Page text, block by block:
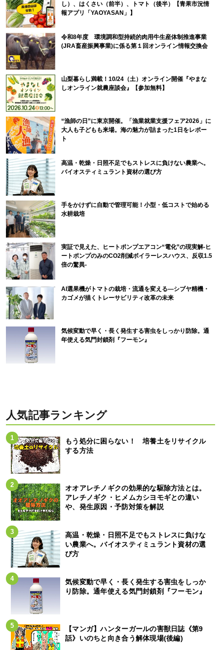
し）、はくさい（前半）、トマト（後半）【青果市況情
報アプリ「YAOYASAN」】
令和8年度 環境調和型持続的肉用牛生産体制推進事業
(JRA畜産振興事業)に係る第１回オンライン情報交換会
山梨暮らし満載！10/24（土）オンライン開催『やまな
しオンライン就農座談会』【参加無料】
“漁師の日”に東京開催。「漁業就業支援フェア2026」に
大人も子どもも来場。海の魅力が詰まった1日をレポー
ト
高温・乾燥・日照不足でもストレスに負けない農業へ。
バイオスティミュラント資材の選び方
手をかけずに自動で管理可能！小型・低コストで始める
水耕栽培
実証で見えた、ヒートポンプエアコン“電化”の現実解-ヒ
ートポンプのみのCO2削減ボイラーレスハウス、反収1.5
倍の驚異-
AI選果機がトマトの栽培・流通を変える―シブヤ精機・
カゴメが描くトレーサビリティ改革の未来
気候変動で早く・長く発生する害虫をしっかり防除。通
年使える気門封鎖剤『フーモン』
人気記事ランキング
もう処分に困らない！ 培養土をリサイクル
する方法
オオアレチノギクの効果的な駆除方法とは。
アレチノギク・ヒメムカシヨモギとの違い
や、発生原因・予防対策を解説
高温・乾燥・日照不足でもストレスに負けな
い農業へ。バイオスティミュラント資材の選
び方
気候変動で早く・長く発生する害虫をしっか
り防除。通年使える気門封鎖剤『フーモン』
【マンガ】ハンターガールの害獣日誌《第9
話》いのちと向き合う解体現場(後編)